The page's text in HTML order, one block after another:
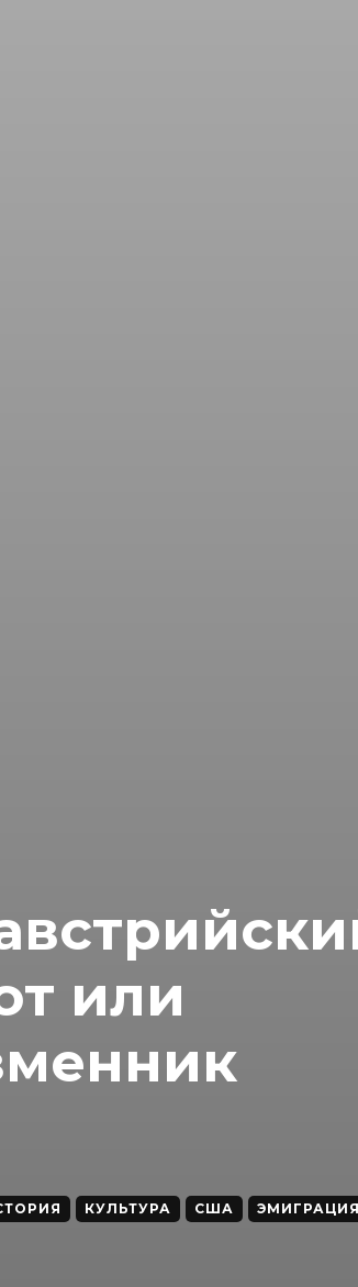
или
КУЛЬТУРА США ЭМИГРАЦИЯ